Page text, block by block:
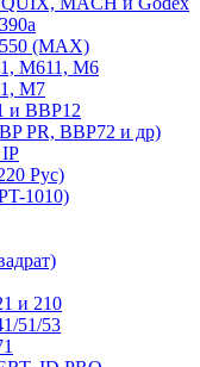
(MAX)
M611, M6
M7
и BBP12
PR, BBP72 и др)
Рус)
1010)
и 210
51/53